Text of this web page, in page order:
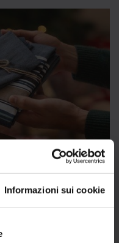
Informazioni sui cookie
LA CASA: IDEE
PER
CHI AMI
curate e